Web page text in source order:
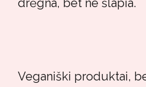
Veganiški produktai,